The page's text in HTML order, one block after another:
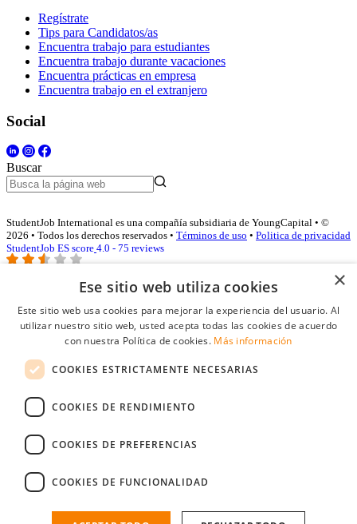
Regístrate
Tips para Candidatos/as
Encuentra trabajo para estudiantes
Encuentra trabajo durante vacaciones
Encuentra prácticas en empresa
Encuentra trabajo en el extranjero
Social
Buscar
StudentJob International es una compañía subsidiaria de YoungCapital • ©
2026 • Todos los derechos reservados • Términos de uso • Politica de privacidad
StudentJob ES score 4.0 - 75 reviews
Acceso empresas
Contraseña
Recordarme
Conectarse
Registro gratuito empresas
Encuentre al candidato perfecto a tan sólo un par de clicks
×
Ese sitio web utiliza cookies
Este sitio web usa cookies para mejorar la experiencia del usuario. Al
utilizar nuestro sitio web, usted acepta todas las cookies de acuerdo
con nuestra Política de cookies. Más información
COOKIES ESTRICTAMENTE NECESARIAS
COOKIES DE RENDIMIENTO
COOKIES DE PREFERENCIAS
COOKIES DE FUNCIONALIDAD